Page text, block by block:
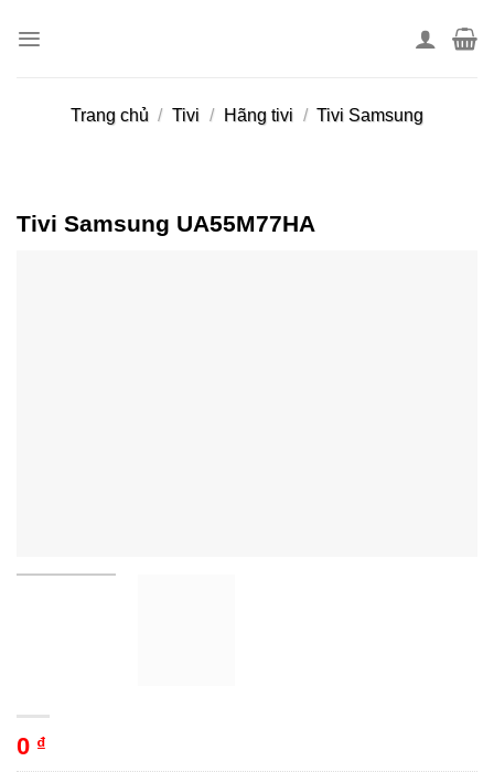
Trang chủ / Tivi / Hãng tivi / Tivi Samsung
Tivi Samsung UA55M77HA
0 ₫